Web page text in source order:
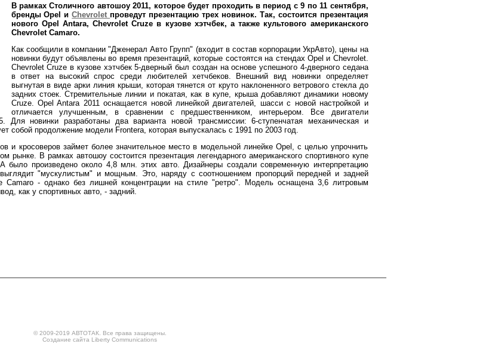
В рамках Столичного автошоу 2011, которое будет проходить в период с 9 по 11 сентября,
бренды Opel иChevroletпроведут презентацию трех новинок. Так, состоится презентация
нового Opel Antara, Chevrolet Cruze в кузове хэтчбек, а также культового американского
Chevrolet Camaro.
Как сообщили в компании "Дженерал Авто Групп" (входит в состав корпорации УкрАвто), цены на
новинки будут объявлены во время презентаций, которые состоятся на стендах Opel и Chevrolet.
Chevrolet Cruze в кузове хэтчбек 5-дверный был создан на основе успешного 4-дверного седана
в ответ на высокий спрос среди любителей хетчбеков. Внешний вид новинки определяет
выгнутая в виде арки линия крыши, которая тянется от круто наклоненного ветрового стекла до
задних стоек. Стремительные линии и покатая, как в купе, крыша добавляют динамики новому
Cruze. Opel Antara 2011 оснащается новой линейкой двигателей, шасси с новой настройкой и
отличается улучшенным, в сравнении с предшественником, интерьером. Все двигатели
Для новинки разработаны два варианта новой трансмиссии: 6-ступенчатая механическая и
собой продолжение модели Frontera, которая выпускалась с 1991 по 2003 год.
и кросоверов займет более значительное место в модельной линейке Opel, с целью упрочнить
рынке. В рамках автошоу состоится презентация легендарного американского спортивного купе
произведено около 4,8 млн. этих авто. Дизайнеры создали современную интерпретацию
"мускулистым" и мощным. Это, наряду с соотношением пропорций передней и задней
Camaro - однако без лишней концентрации на стиле "ретро". Модель оснащена 3,6 литровым
как у спортивных авто, - задний.
© 2009-2019 АВТОТАК. Все права защищены.
Создание сайта Liberty Communications